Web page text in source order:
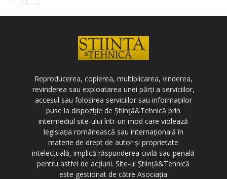
Reproducerea, copierea, multiplicarea, vinderea,
revinderea sau exploatarea unei părți a serviciilor,
accesul sau folosirea serviciilor sau informațiilor
puse la dispoziție de Știință&Tehnică prin
intermediul site-ului într-un mod care violează
legislația românească sau internațională în
materie de drept de autor și proprietate
intelectuală, implică răspunderea civilă sau penală
pentru astfel de acțiuni. Site-ul Știință&Tehnică
este gestionat de către Asociația